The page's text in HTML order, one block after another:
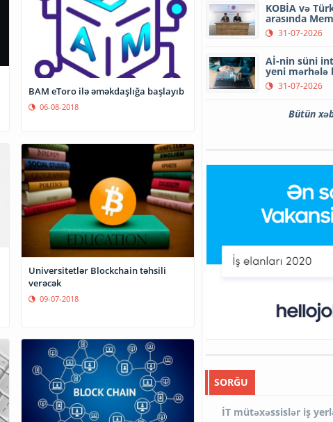
BAM eToro ilə əməkdaşlığa başlayıb
06-08-2018
Universitetlər Blockchain təhsili
verəcək
09-07-2018
KOBİA və
arasında
31-07-2026
Aİ-nin süni
yeni mərhələ
31-07-2026
Bütün
SORĞU
İT mütəxəssislər iş